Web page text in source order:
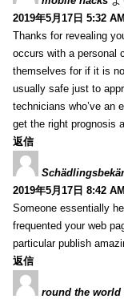
2019年5月17日 5:32 AM
Thanks for revealing
occurs with a personal
themselves for if it is
usually safe just to
technicians who’ve an
get the right prognosis
返信
2019年5月17日 8:42 AM
Someone essentially
frequented your web
particular publish
返信
round the world